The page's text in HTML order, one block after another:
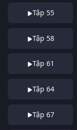
Tập 55
Tập 58
Tập 61
Tập 64
Tập 67